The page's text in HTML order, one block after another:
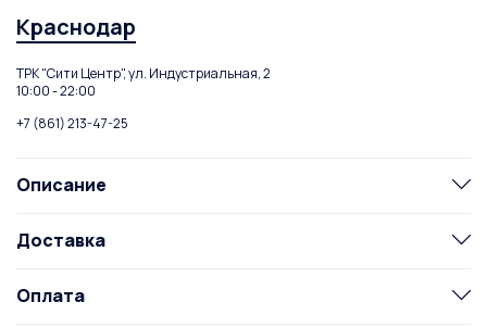
Краснодар
ТРК "Сити Центр", ул. Индустриальная, 2
10:00 - 22:00
+7 (861) 213-47-25
Описание
Доставка
Оплата